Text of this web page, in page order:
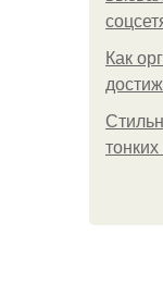
Как